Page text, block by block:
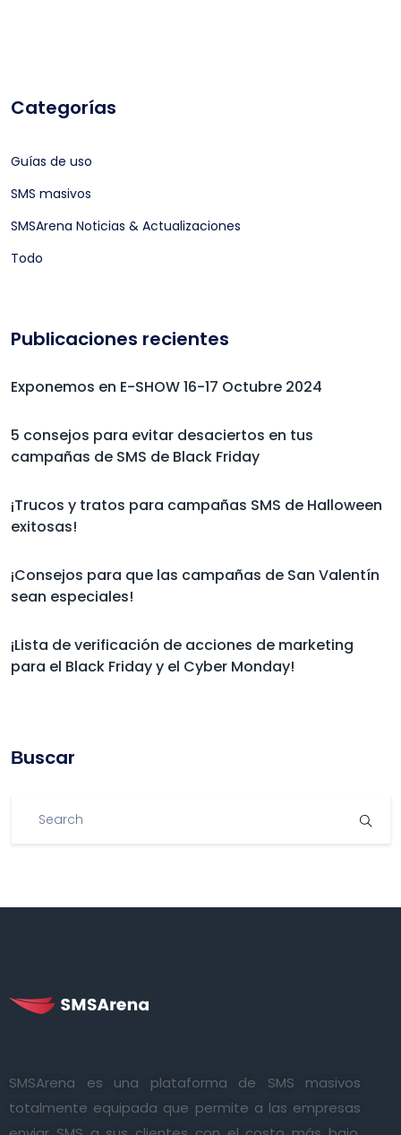
Categorías
Guías de uso
SMS masivos
SMSArena Noticias & Actualizaciones
Todo
Publicaciones recientes
Exponemos en E-SHOW 16-17 Octubre 2024
5 consejos para evitar desaciertos en tus
campañas de SMS de Black Friday
¡Trucos y tratos para campañas SMS de Halloween
exitosas!
¡Consejos para que las campañas de San Valentín
sean especiales!
¡Lista de verificación de acciones de marketing
para el Black Friday y el Cyber Monday!
Βuscar
SMSArena es una plataforma de SMS masivos
totalmente equipada que permite a las empresas